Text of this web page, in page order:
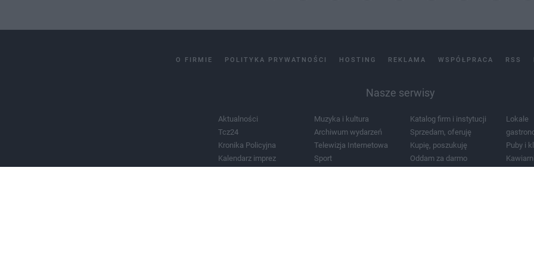
O FIRMIE POLITYKA PRYWATNOŚCI HOSTING REKLAMA WSPÓŁPRACA RSS
Nasze serwisy
Aktualności
Tcz24
Kronika Policyjna
Kalendarz imprez
Muzyka i kultura
Archiwum wydarzeń
Telewizja Internetowa
Sport
Katalog firm i instytucji
Sprzedam, oferuję
Kupię, poszukuję
Oddam za darmo
Lokale
Puby i